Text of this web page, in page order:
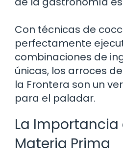
Con técnicas de
perfectamente
combinaciones de
únicas, los arroces
la Frontera son un
para el paladar.
La Importancia
Materia Prima